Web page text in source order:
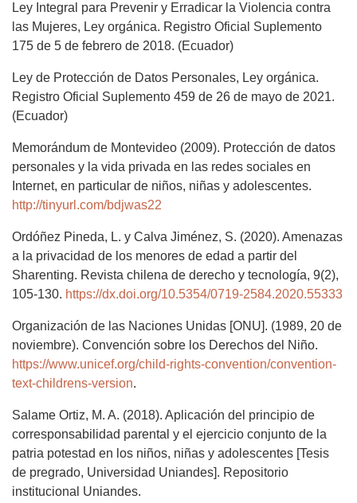
Ley Integral para Prevenir y Erradicar la Violencia contra
las Mujeres, Ley orgánica. Registro Oficial Suplemento
175 de 5 de febrero de 2018. (Ecuador)
Ley de Protección de Datos Personales, Ley orgánica.
Registro Oficial Suplemento 459 de 26 de mayo de 2021.
(Ecuador)
Memorándum de Montevideo (2009). Protección de datos
personales y la vida privada en las redes sociales en
Internet, en particular de niños, niñas y adolescentes.
http://tinyurl.com/bdjwas22
Ordóñez Pineda, L. y Calva Jiménez, S. (2020). Amenazas
a la privacidad de los menores de edad a partir del
Sharenting. Revista chilena de derecho y tecnología, 9(2),
105-130. https://dx.doi.org/10.5354/0719-2584.2020.55333
Organización de las Naciones Unidas [ONU]. (1989, 20 de
noviembre). Convención sobre los Derechos del Niño.
https://www.unicef.org/child-rights-convention/convention-
text-childrens-version.
Salame Ortiz, M. A. (2018). Aplicación del principio de
corresponsabilidad parental y el ejercicio conjunto de la
patria potestad en los niños, niñas y adolescentes [Tesis
de pregrado, Universidad Uniandes]. Repositorio
institucional Uniandes.